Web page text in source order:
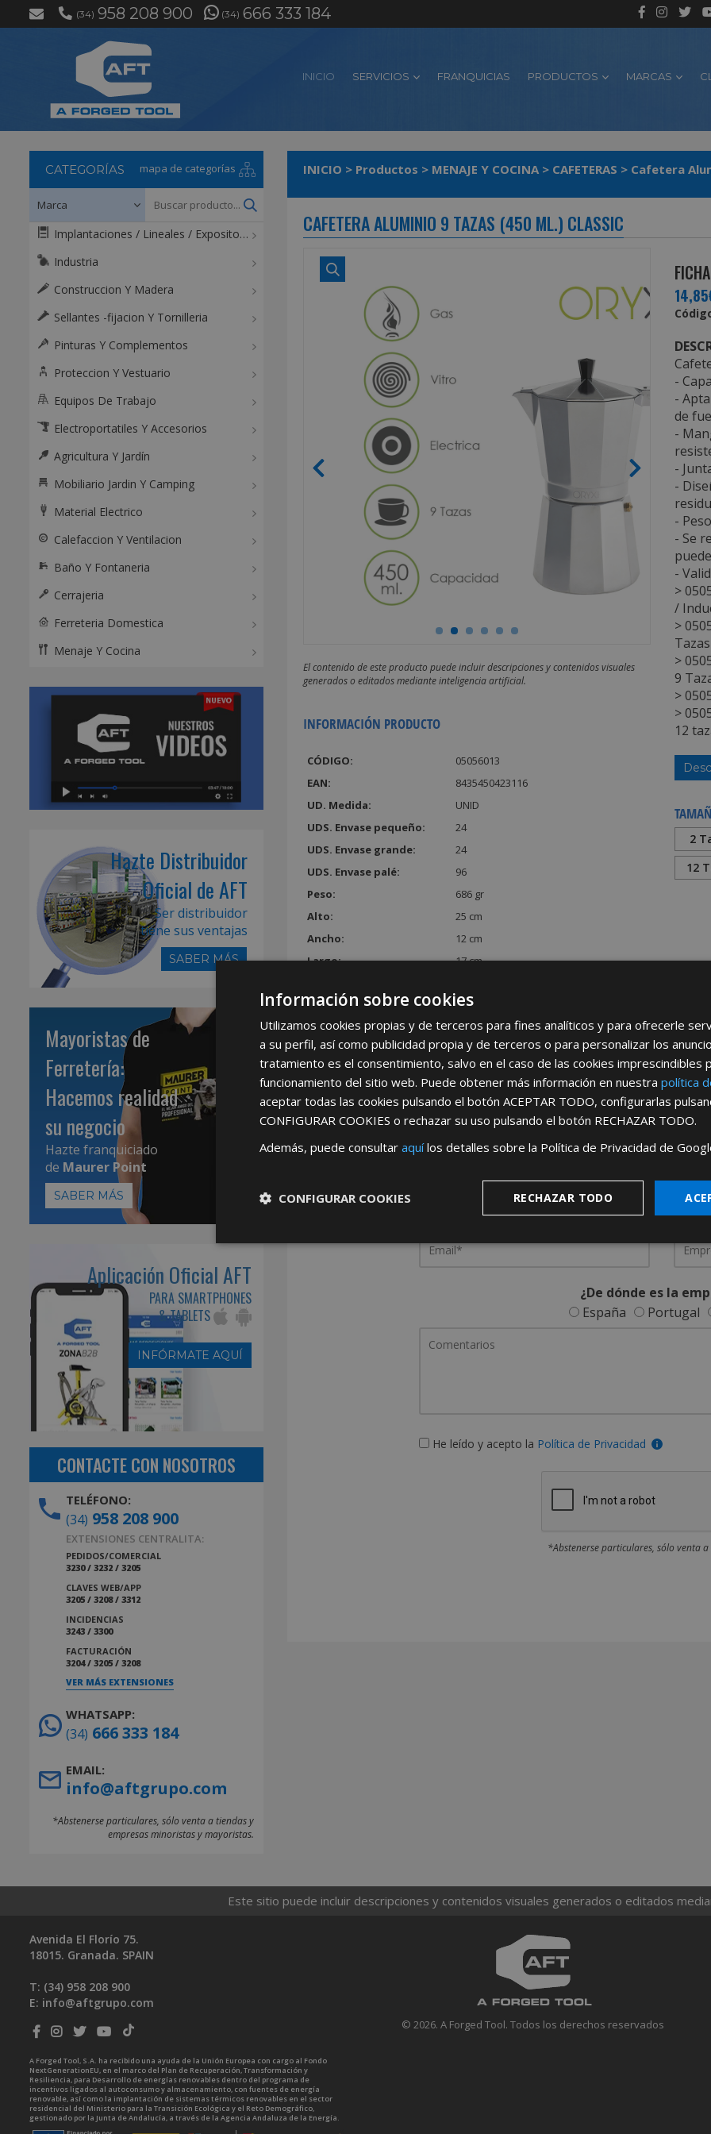
(34) 958 208 900 (34) 666 333 184
INICIO SERVICIOS FRANQUICIAS PRODUCTOS MARCAS
INICIO > Productos > MENAJE Y COCINA > CAFETERAS > Cafetera
CAFETERA ALUMINIO 9 TAZAS (450 ML.) CLASSIC
El contenido de este producto puede incluir descripciones y contenidos visuales
generados o editados mediante inteligencia artificial.
INFORMACIÓN PRODUCTO
CÓDIGO:
05056013
EAN:
8435450423116
UD. Medida:
UNID
UDS. Envase pequeño:
24
UDS. Envase grande:
24
UDS. Envase palé:
96
Peso:
686 gr
Alto:
25 cm
Ancho:
12 cm
Largo:
17 cm
-
-
de
-
-
-
-
- Se
-
>
/
>
>
9
>
>
12
2
12
REGÍSTRATE PARA HACERTE
Desdeaquípodrá ver todas las
Rellene este formulario y nos pondremos en
¿De dónde es la
España
Portugal
He leído y acepto la Política de Privacidad
*Abstenerse particulares, sólo venta
CATEGORÍAS mapa de categorías
Implantaciones / Lineales / Expositores / Mostradores
Industria
Construccion Y Madera
Sellantes -fijacion Y Tornilleria
Pinturas Y Complementos
Proteccion Y Vestuario
Equipos De Trabajo
Electroportatiles Y Accesorios
Agricultura Y Jardín
Mobiliario Jardin Y Camping
Material Electrico
Calefaccion Y Ventilacion
Baño Y Fontaneria
Cerrajeria
Ferreteria Domestica
Menaje Y Cocina
Hazte Distribuidor
Oficial de AFT
Ser distribuidor
tiene sus ventajas
SABER MÁS
Mayoristas de
Ferretería:
Hacemos realidad
su negocio
Hazte franquiciado
de Maurer Point
SABER MÁS
Aplicación Oficial AFT
PARA SMARTPHONES
& TABLETS
INFÓRMATE AQUÍ
CONTACTE CON NOSOTROS
TELÉFONO:
(34) 958 208 900
EXTENSIONES CENTRALITA:
PEDIDOS/COMERCIAL
3230 / 3232 / 3205
CLAVES WEB/APP
3205 / 3208 / 3312
INCIDENCIAS
3243 / 3300
FACTURACIÓN
3204 / 3205 / 3208
VER MÁS EXTENSIONES
WHATSAPP:
(34) 666 333 184
EMAIL:
info@aftgrupo.com
*Abstenerse particulares, sólo venta a tiendas y
empresas minoristas y mayoristas.
Este sitio puede incluir descripciones y contenidos visuales generados o editados
© 2026. A Forged Tool. Todos los derechos reservados
Avenida El Florío 75.
18015. Granada. SPAIN
T: (34) 958 208 900
E: info@aftgrupo.com
A Forged Tool, S.A. ha recibido una ayuda de la Unión Europea con cargo al Fondo
NextGenerationEU, en el marco del Plan de Recuperación, Transformación y
Resiliencia, para Desarrollo de energías renovables dentro del programa de
incentivos ligados al autoconsumo y almacenamiento, con fuentes de energía
renovable, así como la implantación de sistemas térmicos renovables en el sector
residencial del Ministerio para la Transición Ecológica y el Reto Demográfico,
gestionado por la Junta de Andalucía, a través de la Agencia Andaluza de la Energía.
Información sobre cookies
Utilizamos cookies propias y de terceros para fines analíticos y para ofrecerle
a su perfil, así como publicidad propia y de terceros o para personalizar los
tratamiento es el consentimiento, salvo en el caso de las cookies imprescindibles
funcionamiento del sitio web. Puede obtener más información en nuestra política
aceptar todas las cookies pulsando el botón ACEPTAR TODO, configurarlas
CONFIGURAR COOKIES o rechazar su uso pulsando el botón RECHAZAR TODO.
Además, puede consultar aquílos detalles sobre la Política de Privacidad de
RECHAZAR TODO
CONFIGURAR COOKIES